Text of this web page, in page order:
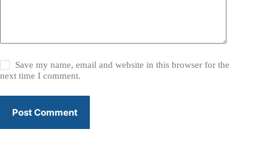
Save my name, email and website in this browser for the
next time I comment.
Post Comment